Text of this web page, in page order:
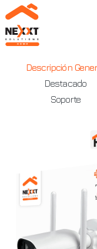
Cámara
Fi®
para
Descripción
Destacado
Soporte